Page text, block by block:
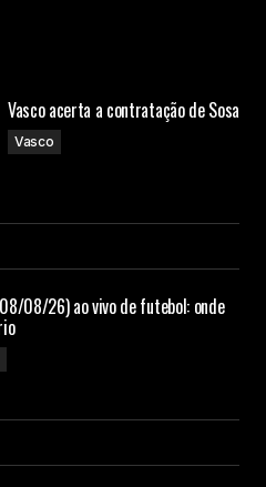
Vasco acerta a contratação de Sosa
Vasco
08/26) ao vivo de futebol: onde